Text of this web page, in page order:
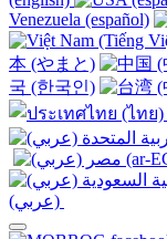
Venezuela (español)
本 (やまと)
국 (한국인)